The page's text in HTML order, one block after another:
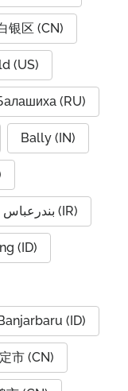
银区 (CN)
(US)
(RU)
Bally (IN)
Bandar Abbas, بندرعباس (IR)
(ID)
(ID)
市 (CN)